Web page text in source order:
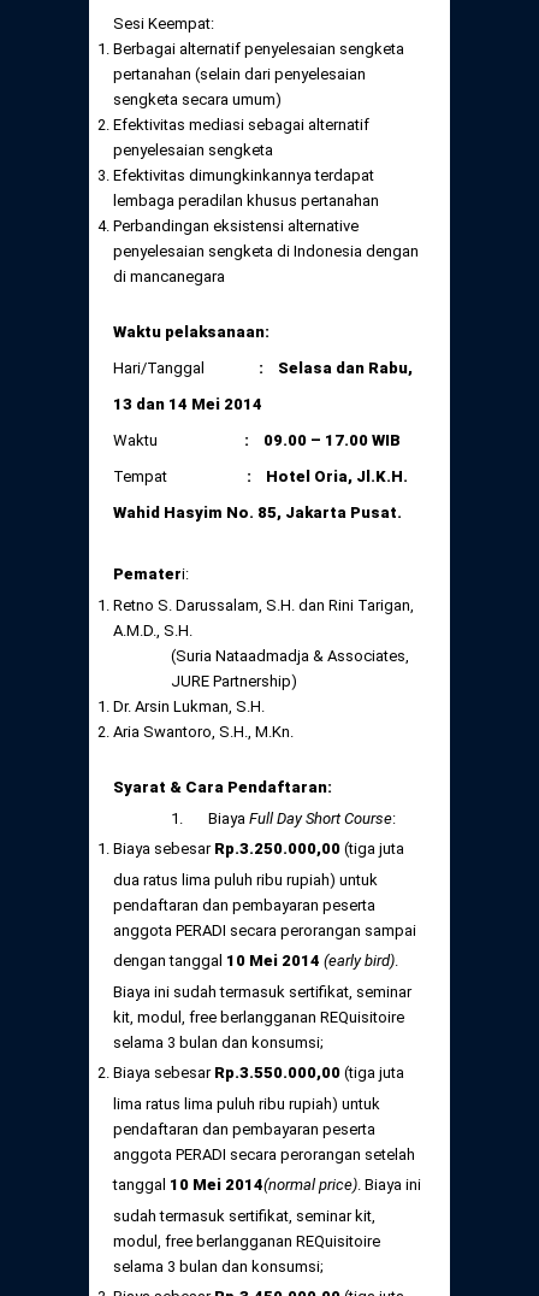
Sesi Keempat:
Berbagai alternatif penyelesaian sengketa
pertanahan (selain dari penyelesaian
sengketa secara umum)
Efektivitas mediasi sebagai alternatif
penyelesaian sengketa
Efektivitas dimungkinkannya terdapat
lembaga peradilan khusus pertanahan
Perbandingan eksistensi alternative
penyelesaian sengketa di Indonesia dengan
di mancanegara
Waktu pelaksanaan:
Hari/Tanggal : Selasa dan Rabu,
13 dan 14 Mei 2014
Waktu : 09.00 – 17.00 WIB
Tempat : Hotel Oria, Jl.K.H.
Wahid Hasyim No. 85, Jakarta Pusat.
Pemateri:
Retno S. Darussalam, S.H. dan Rini Tarigan,
A.M.D., S.H.
(Suria Nataadmadja & Associates,
JURE Partnership)
Dr. Arsin Lukman, S.H.
Aria Swantoro, S.H., M.Kn.
Syarat & Cara Pendaftaran:
1. Biaya Full Day Short Course:
Biaya sebesar Rp.3.250.000,00 (tiga juta
dua ratus lima puluh ribu rupiah) untuk
pendaftaran dan pembayaran peserta
anggota PERADI secara perorangan sampai
dengan tanggal 10 Mei 2014 (early bird)
Biaya ini sudah termasuk sertifikat, seminar
kit, modul, free berlangganan REQuisitoire
selama 3 bulan dan konsumsi;
Biaya sebesar Rp.3.550.000,00 (tiga juta
lima ratus lima puluh ribu rupiah) untuk
pendaftaran dan pembayaran peserta
anggota PERADI secara perorangan setelah
tanggal 10 Mei 2014(normal price) . Biaya ini
sudah termasuk sertifikat, seminar kit,
modul, free berlangganan REQuisitoire
selama 3 bulan dan konsumsi;